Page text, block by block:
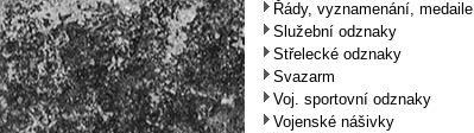
Řády, vyznamenání, medaile
Služební odznaky
Střelecké odznaky
Svazarm
Voj. sportovní odznaky
Vojenské nášivky